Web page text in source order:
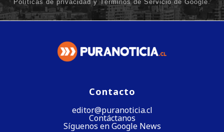
Contacto
editor@puranoticia.cl
Contáctanos
Síguenos en Google News